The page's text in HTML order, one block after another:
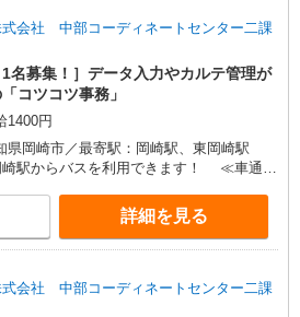
会社 中部コーディネートセンター二課
1名募集！］データ入力やカルテ管理が
コツコツ事務」
1400円
県岡崎市／最寄駅：岡崎駅、東岡崎駅
駅からバスを利用できます！ ≪車通勤
お願いします
詳細を見る
会社 中部コーディネートセンター二課